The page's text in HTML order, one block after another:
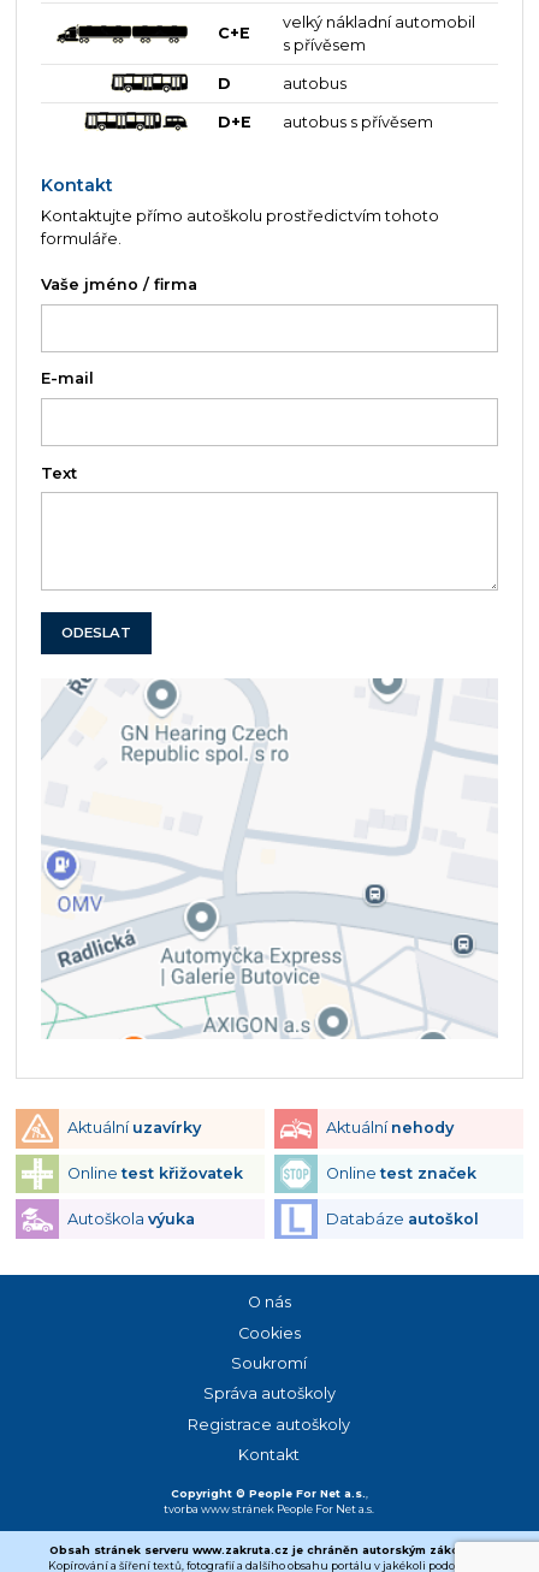
C+E
velký nákladní automobil
s přívěsem
D autobus
D+E autobus s přívěsem
Kontakt
Kontaktujte přímo autoškolu prostředictvím tohoto
formuláře.
Vaše jméno / firma
E-mail
Text
ODESLAT
Aktuální uzavírky Aktuální nehody
Onlinetest křižovatek Onlinetest značek
Autoškola výuka Databáze autoškol
Copyright © People For Net a.s.
tvorba www stránek People For Net a.s.
O nás
Cookies
Soukromí
Správa autoškoly
Registrace autoškoly
Kontakt
Obsah stránek serveru www.zakruta.cz je chráněn autorským zákonem.
Kopírování a šíření textů, fotografií a dalšího obsahu portálu v jakékoli podobě bez